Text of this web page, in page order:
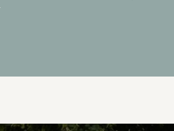
CTĚNICE